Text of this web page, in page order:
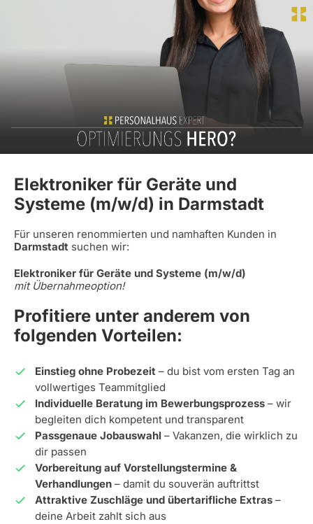
Elektroniker für Geräte und
Systeme (m/w/d) in Darmstadt
Für unseren renommierten und namhaften Kunden in
Darmstadt suchen wir:
Elektroniker für Geräte und Systeme (m/w/d)
mit Übernahmeoption!
Profitiere unter anderem von
folgenden Vorteilen:
Einstieg ohne Probezeit – du bist vom ersten Tag an
vollwertiges Teammitglied
Individuelle Beratung im Bewerbungsprozess – wir
begleiten dich kompetent und transparent
Passgenaue Jobauswahl – Vakanzen, die wirklich zu
dir passen
Vorbereitung auf Vorstellungstermine &
Verhandlungen – damit du souverän auftrittst
Attraktive Zuschläge und übertarifliche Extras –
deine Arbeit zahlt sich aus